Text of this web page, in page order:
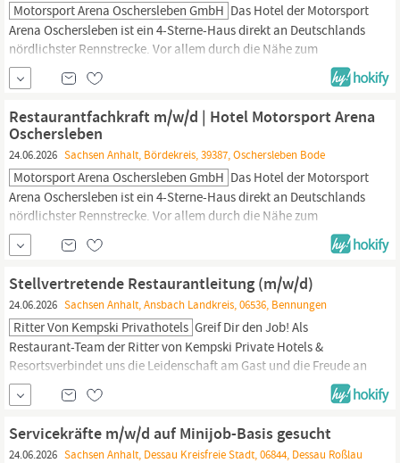
Motorsport Arena Oschersleben GmbH Das Hotel der Motorsport
Arena Oschersleben ist ein 4-Sterne-Haus direkt an Deutschlands
nördlichster Rennstrecke. Vor allem durch die Nähe zum
Rennsport verkehren hier jährlich insgesamt circa eine halbe
Million Gäste. Neben dem reinen Übernachtungsgeschäft gehören
auch ein Restaurant und Tagungsräume unterschiedlicher
Größen zum Haus. Das Team im Hotel Motorsport...
Restaurantfachkraft m/w/d | Hotel Motorsport Arena
Oschersleben
24.06.2026 Sachsen Anhalt, Bördekreis, 39387, Oschersleben Bode
Motorsport Arena Oschersleben GmbH Das Hotel der Motorsport
Arena Oschersleben ist ein 4-Sterne-Haus direkt an Deutschlands
nördlichster Rennstrecke. Vor allem durch die Nähe zum
Rennsport verkehren hier jährlich insgesamt circa eine halbe
Million Gäste. Neben dem reinen Übernachtungsgeschäft gehören
auch ein Restaurant und Tagungsräume unterschiedlicher
Größen zum Haus. Das Team im Hotel Motorsport...
Stellvertretende Restaurantleitung (m/w/d)
24.06.2026 Sachsen Anhalt, Ansbach Landkreis, 06536, Bennungen
Ritter Von Kempski Privathotels Greif Dir den Job! Als
Restaurant-Team der Ritter von Kempski Private Hotels &
Resortsverbindet uns die Leidenschaft am Gast und die Freude an
abwechslungsreichen Aufgaben, die uns gemäß unseres Mottos:
„Nie ohne mein Team!“ zusammenschweißen. Unsere
Restaurants stehen für Geschmackserlebnisse von höchster
gastronomischer Qualität. Begeistern Sie unsere Gäste mit...
Servicekräfte m/w/d auf Minijob-Basis gesucht
24.06.2026 Sachsen Anhalt, Dessau Kreisfreie Stadt, 06844, Dessau Roßlau